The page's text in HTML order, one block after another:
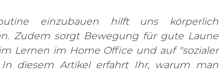
einzubauen hilft uns körperlich
Zudem sorgt Bewegung für gute Laune
Lernen im Home Office und auf "sozialer
In diesem Artikel erfahrt Ihr, warum man